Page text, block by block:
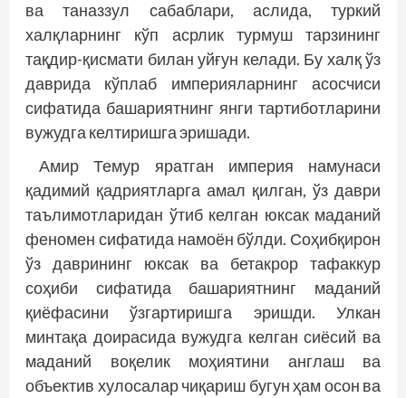
ва таназзул сабаблари, аслида, туркий
халқларнинг кўп асрлик турмуш тарзининг
тақдир-қисмати билан уйғун келади. Бу халқ ўз
даврида кўплаб империяларнинг асосчиси
сифатида башариятнинг янги тартиботларини
вужудга келтиришга эришади.
Амир Темур яратган империя намунаси
қадимий қадриятларга амал қилган, ўз даври
таълимотларидан ўтиб келган юксак маданий
феномен сифатида намоён бўлди. Соҳибқирон
ўз даврининг юксак ва бетакрор тафаккур
соҳиби сифатида башариятнинг маданий
қиёфасини ўзгартиришга эришди. Улкан
минтақа доирасида вужудга келган сиёсий ва
маданий воқелик моҳиятини англаш ва
объектив хулосалар чиқариш бугун ҳам осон ва